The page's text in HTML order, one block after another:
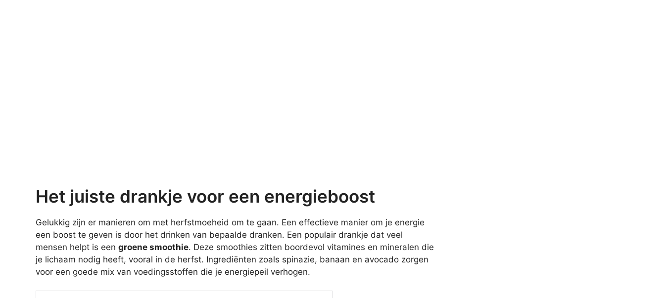
Het juiste drankje voor een energieboost
Gelukkig zijn er manieren om met herfstmoeheid om te gaan. Een effectieve manier om je energie
een boost te geven is door het drinken van bepaalde dranken. Een populair drankje dat veel
mensen helpt is een groene smoothie. Deze smoothies zitten boordevol vitamines en mineralen die
je lichaam nodig heeft, vooral in de herfst. Ingrediënten zoals spinazie, banaan en avocado zorgen
voor een goede mix van voedingsstoffen die je energiepeil verhogen.